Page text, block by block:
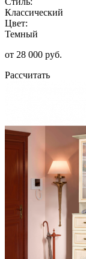
Классический
Цвет:
Темный
от 28 000 руб.
Рассчитать